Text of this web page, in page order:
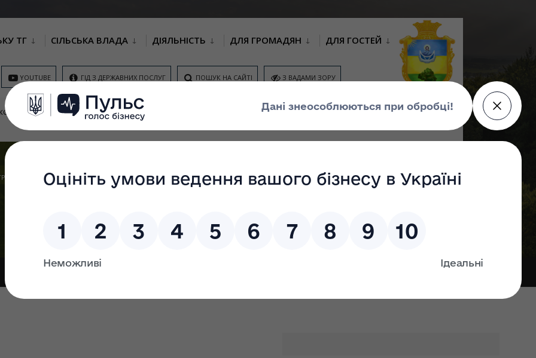
ТГ СІЛЬСЬКА ВЛАДА ДІЯЛЬНІСТЬ ДЛЯ ГРОМАДЯН ДЛЯ ГОСТЕЙ
YOUTUBE ГІД З ДЕРЖАВНИХ ПОСЛУГ ПОШУК НА САЙТІ З ВАДАМИ ЗОРУ
КОНТАКТИ ОНЛАЙН ЗАПИС НА НАДАННЯ
АДМІНІСТРАТИВНИХ ПОСЛУГ
МІСЦЕВІ КОНСУЛЬТАЦІЇ З ГРОМАДСЬКИЙ
РЕЛІГІЯ